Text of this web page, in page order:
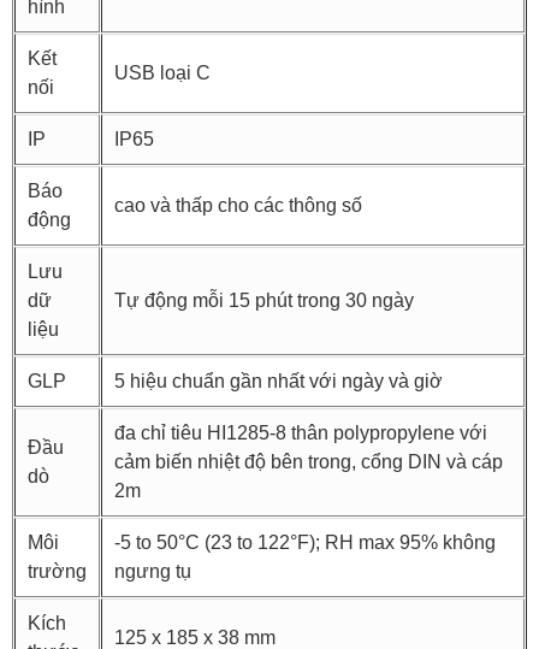
hình
Kết
nối
USB loại C
IP IP65
Báo
động
cao và thấp cho các thông số
Lưu
dữ
liệu
Tự động mỗi 15 phút trong 30 ngày
GLP 5 hiệu chuẩn gần nhất với ngày và giờ
Đầu
dò
đa chỉ tiêu HI1285-8 thân polypropylene với
cảm biến nhiệt độ bên trong, cổng DIN và cáp
2m
Môi
trường
-5 to 50°C (23 to 122°F); RH max 95% không
ngưng tụ
Kích
125 x 185 x 38 mm